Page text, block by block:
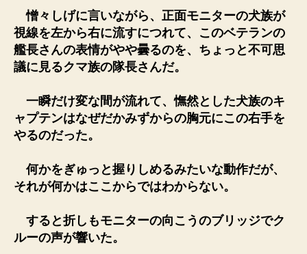
憎々しげに言いながら、正面モニターの犬族が
視線を左から右に流すにつれて、このベテランの
艦長さんの表情がやや曇るのを、ちょっと不可思
議に見るクマ族の隊長さんだ。
一瞬だけ変な間が流れて、憮然とした犬族のキ
ャプテンはなぜだかみずからの胸元にこの右手を
やるのだった。
何かをぎゅっと握りしめるみたいな動作だが、
それが何かはここからではわからない。
すると折しもモニターの向こうのブリッジでク
ルーの声が響いた。